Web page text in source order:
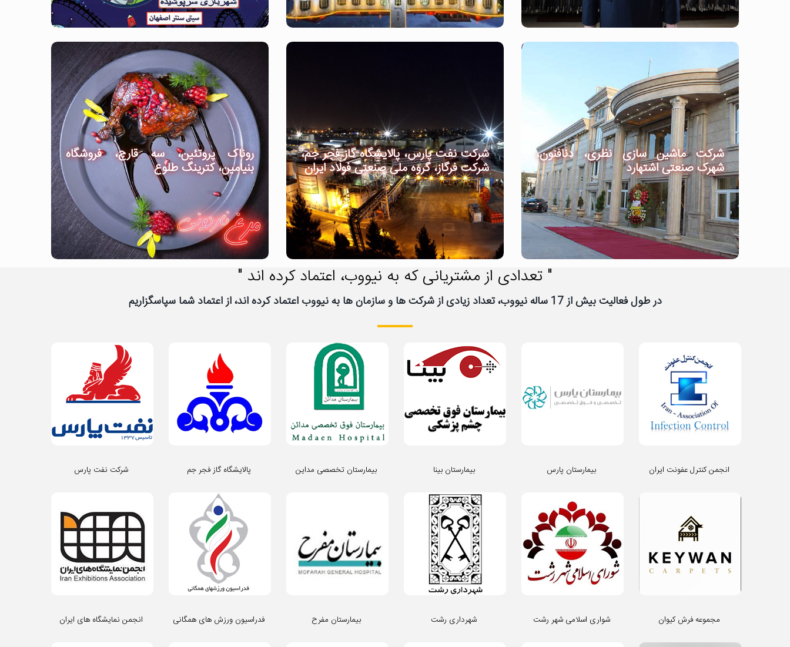
روناک پروتئین، سه قارچ، فروشگاه
بنیامین، کترینگ طلوع
شرکت نفت پارس، پالایشگاه گاز فجر جم،
شرکت فرگاز، گروه ملی صنعتی فولاد ایران
شرکت ماشین سازی نظری، دنافنون،
شهرک صنعتی اشتهارد
" تعدادی از مشتریانی که به نیووب، اعتماد کرده اند "
در طول فعالیت بیش از 17 ساله نیووب، تعداد زیادی از شرکت ها و سازمان ها به نیووب اعتماد کرده اند، از اعتماد شما سپاسگزاریم
شرکت نفت پارس پالایشگاه گاز فجر جم بیمارستان تخصصی مداین بیمارستان بینا بیمارستان پارس انجمن کنترل عفونت ایران
انجمن نمایشگاه های ایران فدراسیون ورزش های همگانی بیمارستان مفرح شهرداری رشت شواری اسلامی شهر رشت مجموعه فرش کیوان